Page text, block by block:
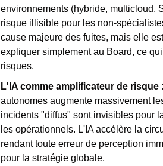
environnements (hybride, multicloud,
risque illisible pour les non-
cause majeure des fuites, mais elle
expliquer simplement au Board, ce
risques.
L'IA comme amplificateur de risque :
autonomes augmente massivement
incidents "diffus" sont invisibles pour
les opérationnels. L'IA accélère la
rendant toute erreur de perception
pour la stratégie globale.